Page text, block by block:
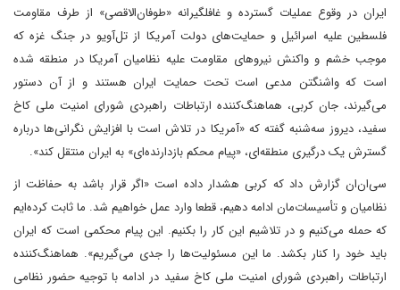
ایران در وقوع عملیات گسترده و غافلگیرانه «طوفان‌الاقصی» از طرف مقاومت
فلسطین علیه اسرائیل و حمایت‌های دولت آمریکا از تل‌‌آویو در جنگ غزه که
موجب خشم و واکنش نیروهای مقاومت علیه نظامیان آمریکا در منطقه شده
است که واشنگتن مدعی است تحت حمایت ایران هستند و از آن دستور
می‌گیرند، جان کربی، هماهنگ‌کننده ارتباطات راهبردی شورای امنیت ملی کاخ
سفید، دیروز سه‌شنبه گفته که «آمریکا در تلاش است با افزایش نگرانی‌ها درباره
گسترش یک درگیری منطقه‌ای، «پیام محکم بازدارنده‌ای» به ایران منتقل کند».
سی‌ان‌ان گزارش داد که کربی هشدار داده است «اگر قرار باشد به حفاظت از
نظامیان و تأسیسات‌مان ادامه دهیم، قطعا وارد عمل خواهیم شد. ما ثابت کرده‌ایم
که حمله می‌کنیم و در تلاشیم این کار را بکنیم. این پیام محکمی است که ایران
باید خود را کنار بکشد. ما این مسئولیت‌ها را جدی می‌گیریم». هماهنگ‌کننده
ارتباطات راهبردی شورای امنیت ملی کاخ سفید در ادامه با توجیه حضور نظامی